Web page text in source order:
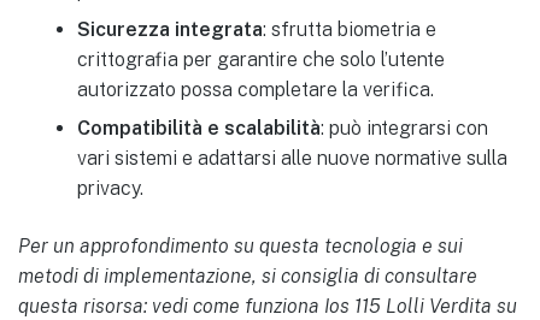
Sicurezza integrata: sfrutta biometria e
crittografia per garantire che solo l’utente
autorizzato possa completare la verifica.
Compatibilità e scalabilità: può integrarsi con
vari sistemi e adattarsi alle nuove normative sulla
privacy.
Per un approfondimento su questa tecnologia e sui
metodi di implementazione, si consiglia di consultare
questa risorsa: vedi come funziona Ios 115 Lolli Verdita su